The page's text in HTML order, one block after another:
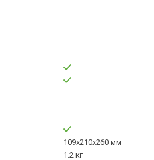
109x210x260 мм
1.2 кг